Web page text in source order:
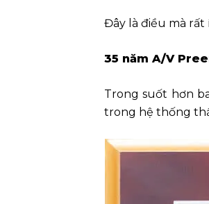
Đây là điều mà
35 năm A/V
Trong suốt hơn
trong hệ thống